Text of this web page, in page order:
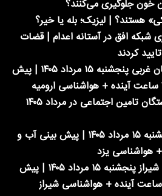
خون جلوگیری می‌کنند؟
هستند؟ | لیزیک؛ بله یا خیر؟
شبکه افق در آستانه اعدام | قضات
کردند
وضعیت هوای فردا آذربایجان غربی پنجشنبه ۱۵ مرداد ۱۴۰۵ | پیش
همسان سازی حقوق بازنشستگان تامین اجتماعی در مرداد ۱۴۰۵
وضعیت هوای فردا یزد پنجشنبه ۱۵ مرداد ۱۴۰۵ | پیش بینی آب و
وضعیت هوای فردا فارس و شیراز پنجشنبه ۱۵ مرداد ۱۴۰۵ | پیش